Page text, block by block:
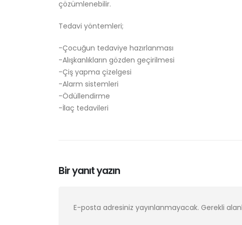
çözümlenebilir.
Tedavi yöntemleri;
-Çocuğun tedaviye hazırlanması
-Alışkanlıkların gözden geçirilmesi
-Çiş yapma çizelgesi
-Alarm sistemleri
-Ödüllendirme
-İlaç tedavileri
Bir yanıt yazın
E-posta adresiniz yayınlanmayacak. Gerekli